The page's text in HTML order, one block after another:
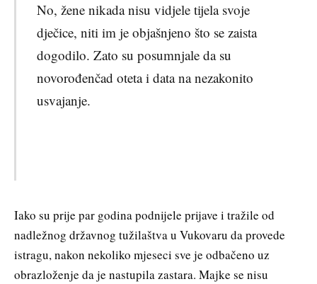
No, žene nikada nisu vidjele tijela svoje
dječice, niti im je objašnjeno što se zaista
dogodilo. Zato su posumnjale da su
novorođenčad oteta i data na nezakonito
usvajanje.
Iako su prije par godina podnijele prijave i tražile od
nadležnog državnog tužilaštva u Vukovaru da provede
istragu, nakon nekoliko mjeseci sve je odbačeno uz
obrazloženje da je nastupila zastara. Majke se nisu